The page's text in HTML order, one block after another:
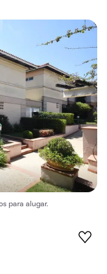
para alugar.